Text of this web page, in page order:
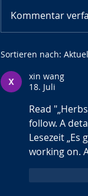
Kommentar
Sortieren nach:
xin wang
18. Juli
Read
follow. A
Lesezeit „Es
working on.